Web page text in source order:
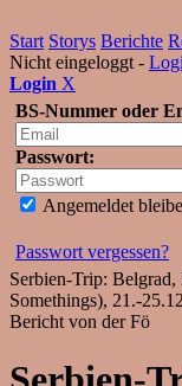
Start Storys Berichte
Nicht eingeloggt -
Login X
BS-Nummer oder
Passwort:
Angemeldet
Passwort vergessen?
Serbien-Trip:
Somethings), 21.-
Bericht von der Fö